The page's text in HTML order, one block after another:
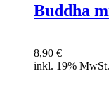
Buddha
8,90 €
inkl. 19%